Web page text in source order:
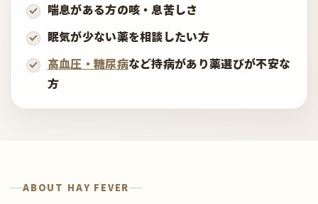
喘息がある方の咳・息苦しさ
眠気が少ない薬を相談したい方
高血圧・糖尿病など持病があり薬選びが不安な
方
ABOUT HAY FEVER